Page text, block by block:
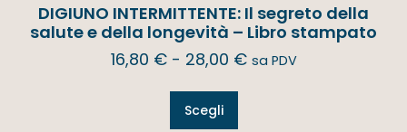
DIGIUNO INTERMITTENTE: Il segreto della
salute e della longevità – Libro stampato
16,80 € - 28,00 € sa PDV
Scegli